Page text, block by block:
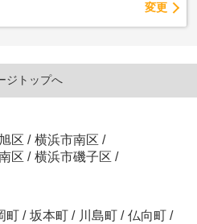
変更
ジトップへ
区 / 横浜市南区 /
区 / 横浜市磯子区 /
町 / 坂本町 / 川島町 / 仏向町 /